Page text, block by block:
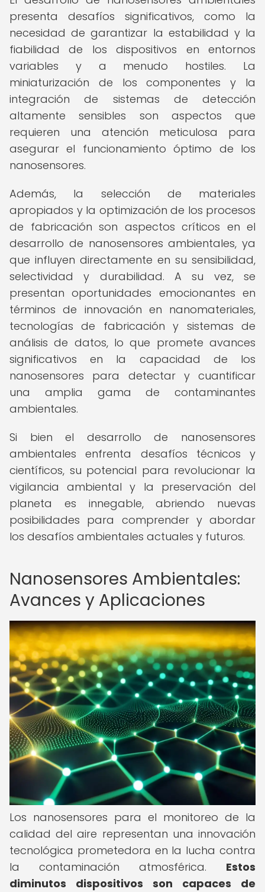
presenta desafíos significativos, como la
necesidad de garantizar la estabilidad y la
fiabilidad de los dispositivos en entornos
variables y a menudo hostiles. La
miniaturización de los componentes y la
integración de sistemas de detección
altamente sensibles son aspectos que
requieren una atención meticulosa para
asegurar el funcionamiento óptimo de los
nanosensores.
Además, la selección de materiales
apropiados y la optimización de los procesos
de fabricación son aspectos críticos en el
desarrollo de nanosensores ambientales, ya
que influyen directamente en su sensibilidad,
selectividad y durabilidad. A su vez, se
presentan oportunidades emocionantes en
términos de innovación en nanomateriales,
tecnologías de fabricación y sistemas de
análisis de datos, lo que promete avances
significativos en la capacidad de los
nanosensores para detectar y cuantificar
una amplia gama de contaminantes
ambientales.
Si bien el desarrollo de nanosensores
ambientales enfrenta desafíos técnicos y
científicos, su potencial para revolucionar la
vigilancia ambiental y la preservación del
planeta es innegable, abriendo nuevas
posibilidades para comprender y abordar
los desafíos ambientales actuales y futuros.
Nanosensores Ambientales:
Avances y Aplicaciones
Los nanosensores para el monitoreo de la
calidad del aire representan una innovación
tecnológica prometedora en la lucha contra
la contaminación atmosférica. Estos
diminutos dispositivos son capaces de